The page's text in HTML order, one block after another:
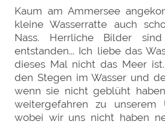
Kaum am Ammersee
kleine Wasserratte auch
Nass. Herrliche Bilder
entstanden... Ich liebe das
dieses Mal nicht das Meer
den Stegen im Wasser und
wenn sie nicht geblüht
weitergefahren zu unserem
wobei wir uns nicht haben